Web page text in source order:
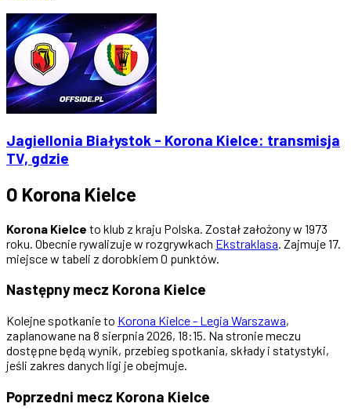
Jagiellonia Białystok - Korona Kielce: transmisja
TV, gdzie
O Korona Kielce
Korona Kielce to klub z kraju Polska. Został założony w 1973
roku. Obecnie rywalizuje w rozgrywkach Ekstraklasa . Zajmuje 17.
miejsce w tabeli z dorobkiem 0 punktów.
Następny mecz Korona Kielce
Kolejne spotkanie to Korona Kielce - Legia Warszawa,
zaplanowane na 8 sierpnia 2026, 18:15. Na stronie meczu
dostępne będą wynik, przebieg spotkania, składy i statystyki,
jeśli zakres danych ligi je obejmuje.
Poprzedni mecz Korona Kielce